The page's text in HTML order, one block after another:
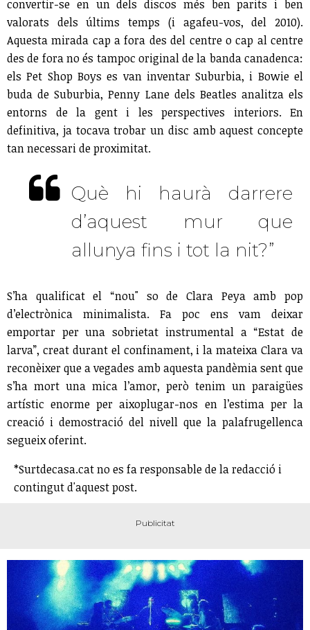
convertir-se en un dels discos més ben parits i ben
valorats dels últims temps (i agafeu-vos, del 2010).
Aquesta mirada cap a fora des del centre o cap al centre
des de fora no és tampoc original de la banda canadenca:
els Pet Shop Boys es van inventar Suburbia, i Bowie el
buda de Suburbia, Penny Lane dels Beatles analitza els
entorns de la gent i les perspectives interiors. En
definitiva, ja tocava trobar un disc amb aquest concepte
tan necessari de proximitat.
Què hi haurà darrere
d’aquest mur que
allunya fins i tot la nit?”
S’ha qualificat el “nou" so de Clara Peya amb pop
d’electrònica minimalista. Fa poc ens vam deixar
emportar per una sobrietat instrumental a “Estat de
larva”, creat durant el confinament, i la mateixa Clara va
reconèixer que a vegades amb aquesta pandèmia sent que
s’ha mort una mica l’amor, però tenim un paraigües
artístic enorme per aixoplugar-nos en l’estima per la
creació i demostració del nivell que la palafrugellenca
segueix oferint.
*Surtdecasa.cat no es fa responsable de la redacció i
contingut d'aquest post.